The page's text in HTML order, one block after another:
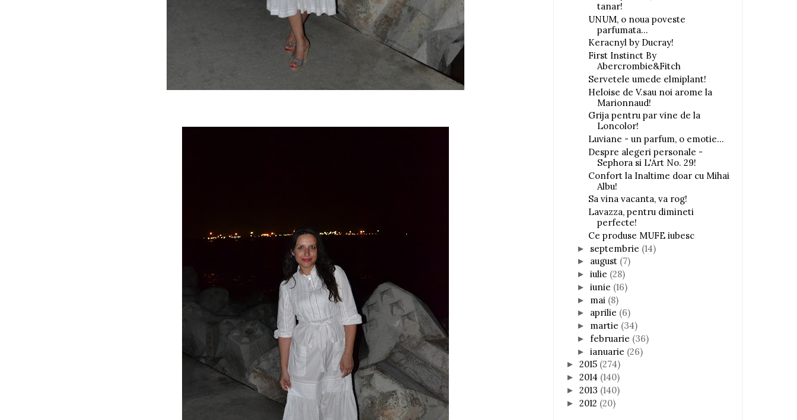
tanar!
UNUM, o noua poveste
parfumata...
Keracnyl by Ducray!
First Instinct By
Abercrombie&Fitch
Servetele umede elmiplant!
Heloise de V.sau noi arome la
Marionnaud!
Grija pentru par vine de la
Loncolor!
Luviane - un parfum, o emotie...
Despre alegeri personale -
Sephora si L'Art No. 29!
Confort la Inaltime doar cu Mihai
Albu!
Sa vina vacanta, va rog!
Lavazza, pentru dimineti
perfecte!
Ce produse MUFE iubesc
► septembrie (14)
► august (7)
► iulie (28)
► iunie (16)
► mai (8)
► aprilie (6)
► martie (34)
► februarie (36)
► ianuarie (26)
► 2015 (274)
► 2014 (140)
► 2013 (140)
► 2012 (20)